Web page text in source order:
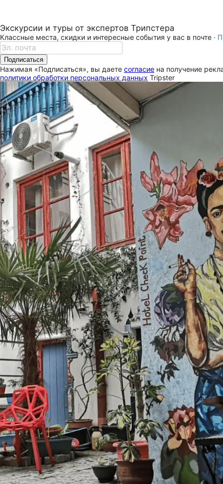
Экскурсии и туры от экспертов Трипстера
Классные места, скидки и интересные события у вас в почте ·
Подписаться
Нажимая «Подписаться», вы даете согласие на получение
политики обработки персональных данных Tripster